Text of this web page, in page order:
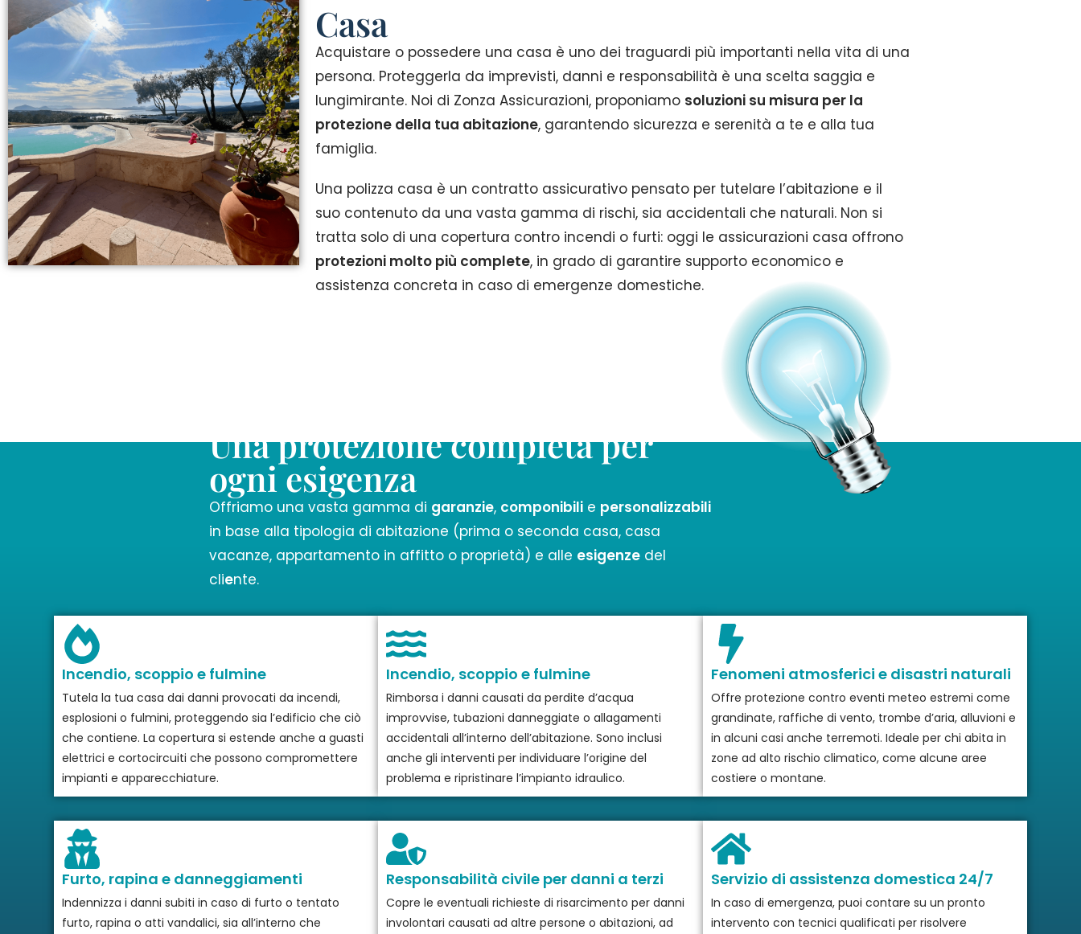
Casa
Acquistare o possedere una casa è uno dei traguardi più importanti nella vita di una
persona. Proteggerla da imprevisti, danni e responsabilità è una scelta saggia e
lungimirante. Noi di Zonza Assicurazioni, proponiamo soluzioni su misura per la
protezione della tua abitazione, garantendo sicurezza e serenità a te e alla tua
famiglia.
Una polizza casa è un contratto assicurativo pensato per tutelare l’abitazione e il
suo contenuto da una vasta gamma di rischi, sia accidentali che naturali. Non si
tratta solo di una copertura contro incendi o furti: oggi le assicurazioni casa offrono
protezioni molto più complete, in grado di garantire supporto economico e
assistenza concreta in caso di emergenze domestiche.
Una protezione completa per
ogni esigenza
Offriamo una vasta gamma di garanzie, componibili e personalizzabili
in base alla tipologia di abitazione (prima o seconda casa, casa
vacanze, appartamento in affitto o proprietà) e alle esigenze del
cliente.
Incendio, scoppio e fulmine
Tutela la tua casa dai danni provocati da incendi,
esplosioni o fulmini, proteggendo sia l’edificio che ciò
che contiene. La copertura si estende anche a guasti
elettrici e cortocircuiti che possono compromettere
impianti e apparecchiature.
Incendio, scoppio e fulmine
Rimborsa i danni causati da perdite d’acqua
improvvise, tubazioni danneggiate o allagamenti
accidentali all’interno dell’abitazione. Sono inclusi
anche gli interventi per individuare l’origine del
problema e ripristinare l’impianto idraulico.
Fenomeni atmosferici e disastri naturali
Offre protezione contro eventi meteo estremi come
grandinate, raffiche di vento, trombe d’aria, alluvioni e
in alcuni casi anche terremoti. Ideale per chi abita in
zone ad alto rischio climatico, come alcune aree
costiere o montane.
Furto, rapina e danneggiamenti
Indennizza i danni subiti in caso di furto o tentato
furto, rapina o atti vandalici, sia all’interno che
Responsabilità civile per danni a terzi
Copre le eventuali richieste di risarcimento per danni
involontari causati ad altre persone o abitazioni, ad
Servizio di assistenza domestica 24/7
In caso di emergenza, puoi contare su un pronto
intervento con tecnici qualificati per risolvere